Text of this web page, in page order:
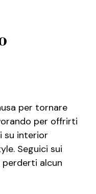
per tornare
per offrirti
su interior
Seguici sui
alcun